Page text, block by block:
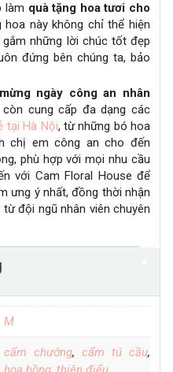
làm quà tặng hoa tươi cho
hoa này không chỉ thể hiện
những lời chúc tốt đẹp
đứng bên chúng ta, bảo
ngày công an nhân
cung cấp đa dạng các
tại Hà Nội, từ những bó hoa
chị em công an cho đến
phù hợp với mọi nhu cầu
với Cam Floral House để
ưng ý nhất, đồng thời nhận
đội ngũ nhân viên chuyên
M
cẩm chướng, cẩm tú cầu,